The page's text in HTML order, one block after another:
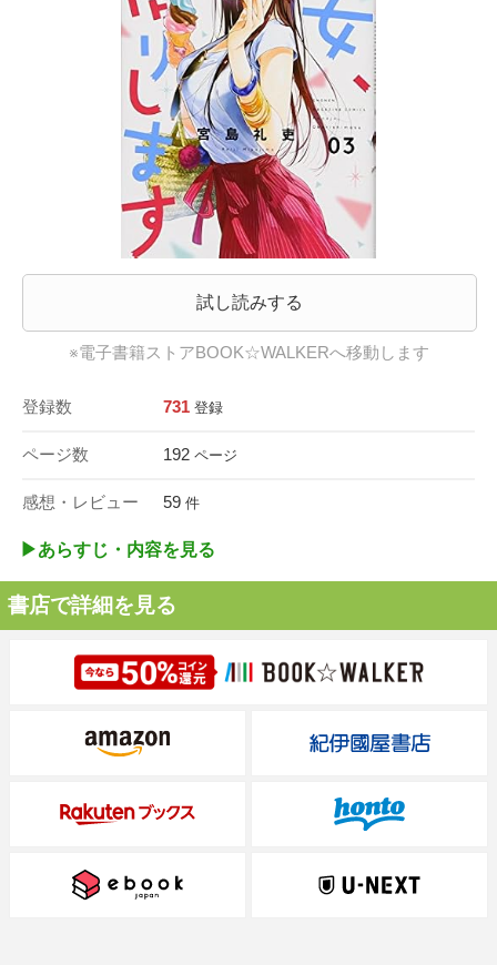
試し読みする
※電子書籍ストアBOOK☆WALKERへ移動します
登録数 731 登録
ページ数 192 ページ
感想・レビュー 59 件
▶︎あらすじ・内容を見る
書店で詳細を見る